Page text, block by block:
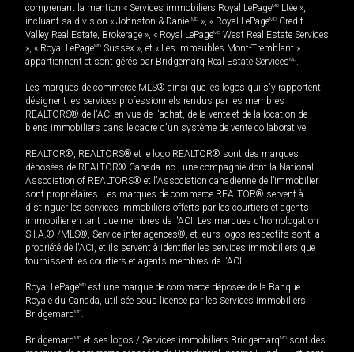
comprenant la mention « Services immobiliers Royal LePageMD Ltée »,
incluant sa division « Johnston & Daniel MD », « Royal LePageMD Credit
Valley Real Estate, Brokerage », « Royal LePageMD West Real Estate Services
», « Royal LePageMD Sussex », et « Les immeubles Mont-Tremblant »
appartiennent et sont gérés par Bridgemarq Real Estate ServicesMD.
Les marques de commerce MLS® ainsi que les logos qui s'y rapportent
désignent les services professionnels rendus par les membres
REALTORS® de l'ACI en vue de l'achat, de la vente et de la location de
biens immobiliers dans le cadre d'un système de vente collaborative.
REALTOR®, REALTORS® et le logo REALTOR® sont des marques
déposées de REALTOR® Canada Inc., une compagnie dont la National
Association of REALTORS® et l'Association canadienne de l’immobilier
sont propriétaires. Les marques de commerce REALTOR® servent à
distinguer les services immobiliers offerts par les courtiers et agents
immobilier en tant que membres de l'ACI. Les marques d'homologation
S.I.A.® /MLS®, Service inter-agences®, et leurs logos respectifs sont la
propriété de l'ACI, et ils servent à identifier les services immobiliers que
fournissent les courtiers et agents membres de l'ACI.
Royal LePageMD est une marque de commerce déposée de la Banque
Royale du Canada, utilisée sous licence par les Services immobiliers
BridgemarqMD.
BridgemarqMD et ses logos / Services immobiliers BridgemarqMD sont des